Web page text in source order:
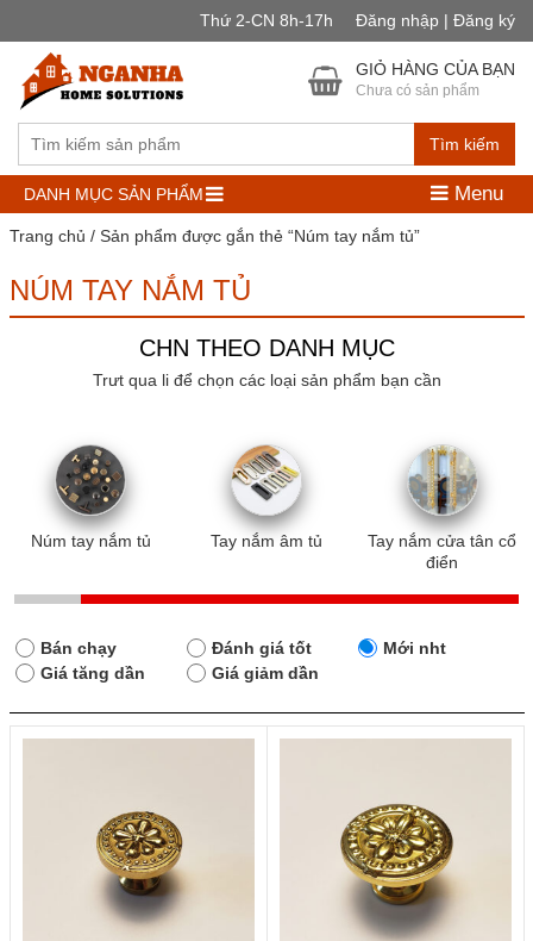
Thứ 2-CN 8h-17h Đăng nhập | Đăng ký
Tìm kiếm
GIỎ HÀNG CỦA BẠN
Chưa có sản phẩm
DANH MỤC SẢN PHẨM Menu
Trang chủ / Sản phẩm được gắn thẻ “Núm tay nắm tủ”
NÚM TAY NẮM TỦ
CHN THEO DANH MỤC
Trưt qua li để chọn các loại sản phẩm bạn cần
Núm tay nắm tủ Tay nắm âm tủ
Tay nắm cửa tân cổ
điển
Bán chạy Đánh giá tốt
Mới nht
Giá tăng dần
Giá giảm dần